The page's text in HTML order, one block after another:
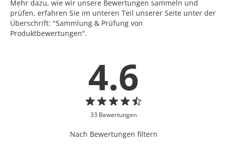
Mehr dazu, wie wir unsere Bewertungen sammeln und
prüfen, erfahren Sie im unteren Teil unserer Seite unter der
Überschrift: "Sammlung & Prüfung von
Produktbewertungen".
4.6
33 Bewertungen
Nach Bewertungen filtern